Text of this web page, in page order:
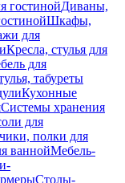
гостинойДиваны,
Шкафы,
для
Кресла, стулья для
для
табуреты
Кухонные
Системы хранения
для
полки для
ваннойМебель-
Столы-